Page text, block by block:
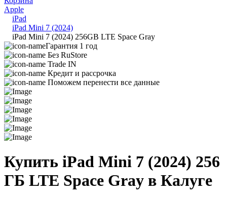
Apple
iPad
iPad Mini 7 (2024)
iPad Mini 7 (2024) 256GB LTE Space Gray
Гарантия 1 год
Без RuStore
Trade IN
Кредит и рассрочка
Поможем перенести все данные
Купить iPad Mini 7 (2024) 256
ГБ LTE Space Gray в Калуге